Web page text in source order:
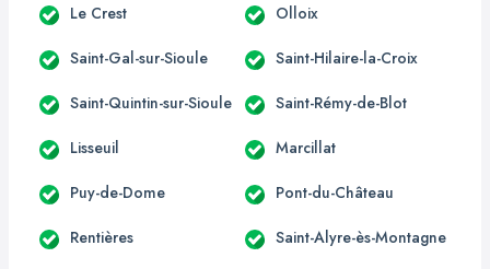
Le Crest Olloix
Saint-Gal-sur-Sioule Saint-Hilaire-la-Croix
Saint-Quintin-sur-Sioule Saint-Rémy-de-Blot
Lisseuil Marcillat
Puy-de-Dome Pont-du-Château
Rentières Saint-Alyre-ès-Montagne